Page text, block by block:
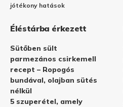
jótékony hatások
Éléstárba érkezett
Sütőben sült
parmezános csirkemell
recept – Ropogós
bundával, olajban sütés
nélkül
5 szuperétel, amely